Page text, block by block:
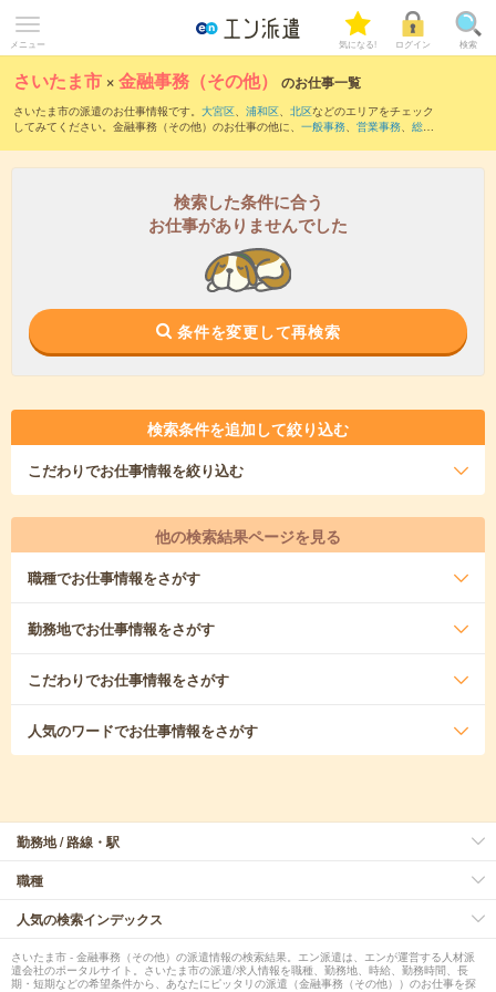
メニュー 気になる! ログイン 検索
さいたま市 ×金融事務（その他） のお仕事一覧
さいたま市の派遣のお仕事情報です。 大宮区、 浦和区、 北区などのエリアをチェック
してみてください。金融事務（その他）のお仕事の他に、 一般事務、 営業事務、 総
検索した条件に合う
お仕事がありませんでした
条件を変更して再検索
検索条件を追加して絞り込む
こだわりでお仕事情報を絞り込む
他の検索結果ページを見る
職種でお仕事情報をさがす
勤務地でお仕事情報をさがす
こだわりでお仕事情報をさがす
人気のワードでお仕事情報をさがす
勤務地 / 路線・駅
職種
人気の検索インデックス
さいたま市 - 金融事務（その他）の派遣情報の検索結果。エン派遣は、エンが運営する人材派
遣会社のポータルサイト。さいたま市の派遣/求人情報を職種、勤務地、時給、勤務時間、長
期・短期などの希望条件から、あなたにピッタリの派遣（金融事務（その他））のお仕事を探